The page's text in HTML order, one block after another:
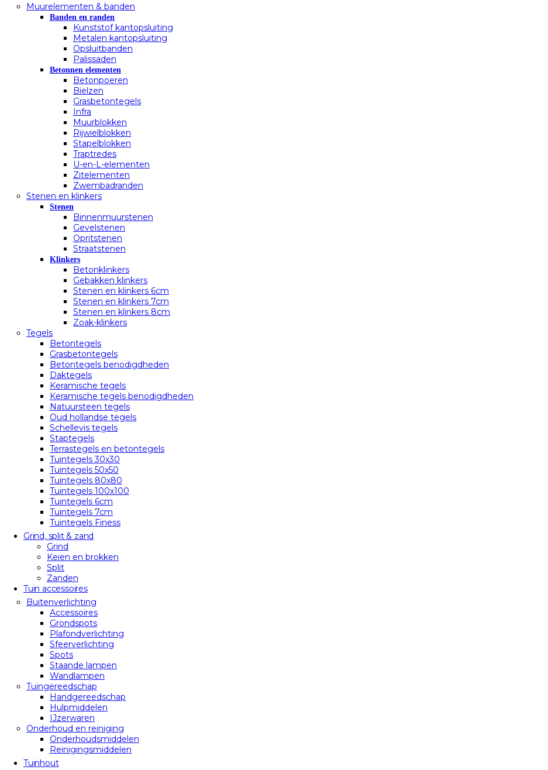
Muurelementen & banden
Banden en randen
Kunststof kantopsluiting
Metalen kantopsluiting
Opsluitbanden
Palissaden
Betonnen elementen
Betonpoeren
Bielzen
Grasbetontegels
Infra
Muurblokken
Rijwielblokken
Stapelblokken
Traptredes
U-en-L-elementen
Zitelementen
Zwembadranden
Stenen en klinkers
Stenen
Binnenmuurstenen
Gevelstenen
Opritstenen
Straatstenen
Klinkers
Betonklinkers
Gebakken klinkers
Stenen en klinkers 6cm
Stenen en klinkers 7cm
Stenen en klinkers 8cm
Zoak-klinkers
Tegels
Betontegels
Grasbetontegels
Betontegels benodigdheden
Daktegels
Keramische tegels
Keramische tegels benodigdheden
Natuursteen tegels
Oud hollandse tegels
Schellevis tegels
Staptegels
Terrastegels en betontegels
Tuintegels 30x30
Tuintegels 50x50
Tuintegels 80x80
Tuintegels 100x100
Tuintegels 6cm
Tuintegels 7cm
Tuintegels Finess
Grind, split & zand
Grind
Keien en brokken
Split
Zanden
Tuin accessoires
Buitenverlichting
Accessoires
Grondspots
Plafondverlichting
Sfeerverlichting
Spots
Staande lampen
Wandlampen
Tuingereedschap
Handgereedschap
Hulpmiddelen
IJzerwaren
Onderhoud en reiniging
Onderhoudsmiddelen
Reinigingsmiddelen
Tuinhout